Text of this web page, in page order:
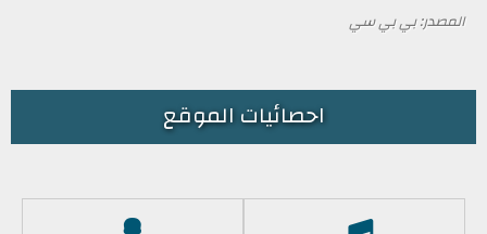
المصدر: بي بي سي
احصائيات الموقع